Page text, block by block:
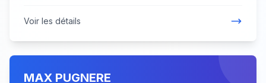
Voir les détails
MAX PUGNERE